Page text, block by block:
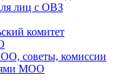
лиц с ОВЗ
комитет
советы, комиссии
МОО